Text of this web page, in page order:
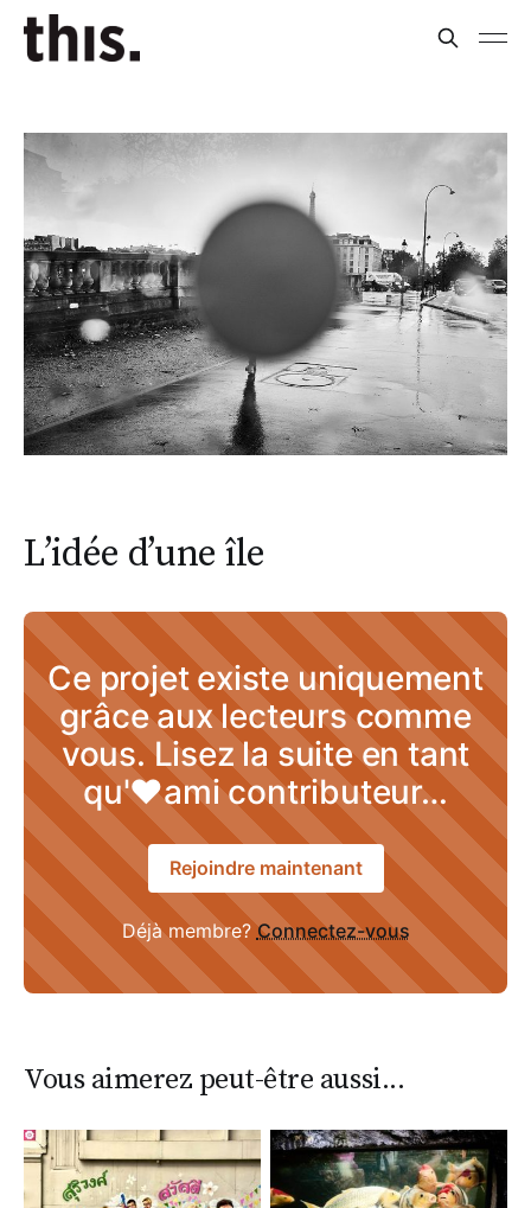
L’idée d’une île
Ce projet existe uniquement
grâce aux lecteurs comme
vous. Lisez la suite en tant
qu'♥ami contributeur…
Rejoindre maintenant
Déjà membre?Connectez-vous
Vous aimerez peut-être aussi...